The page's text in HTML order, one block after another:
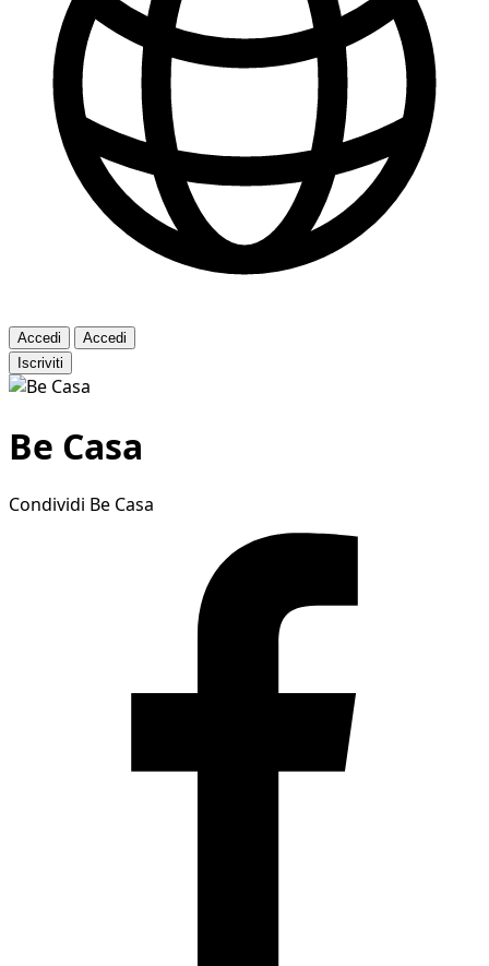
Accedi
Accedi
Iscriviti
Be Casa
Condividi Be Casa